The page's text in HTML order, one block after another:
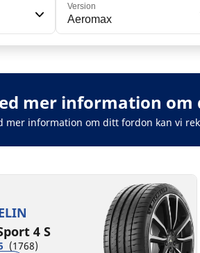
Version
Aeromax
mer information om
mer information om ditt fordon kan vi
4 S
(1768)